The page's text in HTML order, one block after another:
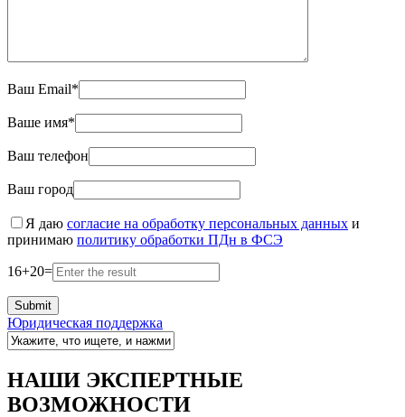
Ваш Email*
Ваше имя*
Ваш телефон
Ваш город
Я даю согласие на обработку персональных данных и
принимаю политику обработки ПДн в ФСЭ
16+20=
Юридическая поддержка
НАШИ ЭКСПЕРТНЫЕ
ВОЗМОЖНОСТИ